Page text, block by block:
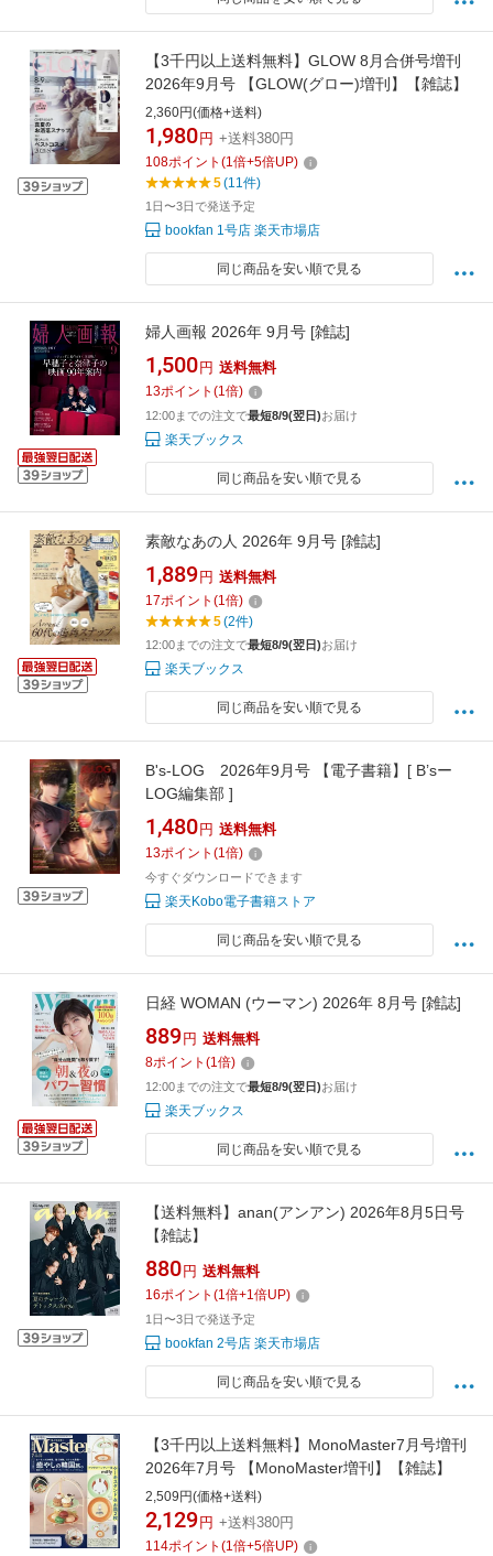
【3千円以上送料無料】GLOW 8月合併号増刊
2026年9月号 【GLOW(グロー)増刊】【雑誌】
2,360円(価格+送料)
1,980 円 +送料380円
108ポイント (1倍+5倍UP)
5(11件)
1日〜3日で発送予定
bookfan 1号店 楽天市場店
同じ商品を安い順で見る
婦人画報 2026年 9月号 [雑誌]
1,500 円 送料無料
13ポイント (1倍)
12:00までの注文で最短8/9(翌日)お届け
楽天ブックス
同じ商品を安い順で見る
素敵なあの人 2026年 9月号 [雑誌]
1,889 円 送料無料
17ポイント (1倍)
5(2件)
12:00までの注文で最短8/9(翌日)お届け
楽天ブックス
同じ商品を安い順で見る
B's-LOG 2026年9月号 【電子書籍】[ B’sー
LOG編集部 ]
1,480 円 送料無料
13ポイント (1倍)
今すぐダウンロードできます
楽天Kobo電子書籍ストア
同じ商品を安い順で見る
日経 WOMAN (ウーマン) 2026年 8月号 [雑誌]
889 円 送料無料
8ポイント (1倍)
12:00までの注文で最短8/9(翌日)お届け
楽天ブックス
同じ商品を安い順で見る
【送料無料】anan(アンアン) 2026年8月5日号
【雑誌】
880 円 送料無料
16ポイント (1倍+1倍UP)
1日〜3日で発送予定
bookfan 2号店 楽天市場店
同じ商品を安い順で見る
【3千円以上送料無料】MonoMaster7月号増刊
2026年7月号 【MonoMaster増刊】【雑誌】
2,509円(価格+送料)
2,129 円 +送料380円
114ポイント (1倍+5倍UP)